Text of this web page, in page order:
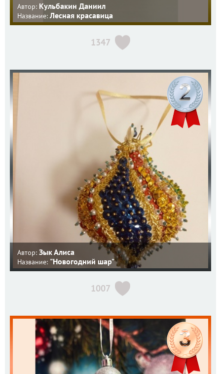
Автор: Кульбакин Даниил
Название: Лесная красавица
1347
Автор: Зык Алиса
Название: "Новогодний шар"
1007